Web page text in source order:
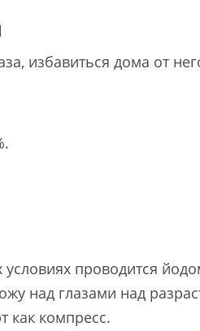
избавиться дома от
проводится
над глазами над
как компресс.